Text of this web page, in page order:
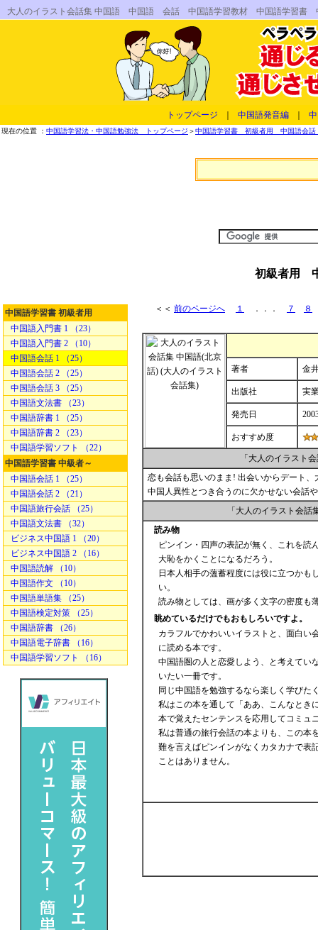
大人のイラスト会話集 中国語 中国語 会話 中国語学習教材 中国語学習
トップページ 中国語発音編
現在の位置 ： 中国語学習法・中国語勉強法 トップページ ＞中国語学習書 初級者用 中国語会話
初級者用
中国語学習書 初級者用
中国語入門書 1 （23）
中国語入門書 2 （10）
中国語会話 1 （25）
中国語会話 2 （25）
中国語会話 3 （25）
中国語文法書 （23）
中国語辞書 1 （25）
中国語辞書 2 （23）
中国語学習ソフト （22）
中国語学習書 中級者～
中国語会話 1 （25）
中国語会話 2 （21）
中国語旅行会話 （25）
中国語文法書 （32）
ビジネス中国語 1 （20）
ビジネス中国語 2 （16）
中国語読解 （10）
中国語作文 （10）
中国語単語集 （25）
中国語検定対策 （25）
中国語辞書 （26）
中国語電子辞書 （16）
中国語学習ソフト （16）
＜＜ 前のページへ １ ．．． ７ ８
著者 金
出版社 実
発売日
おすすめ度
「大人のイラスト
恋も会話も思いのまま! 出会いからデート
中国人異性とつき合うのに欠かせない会話
「大人のイラスト会
読み物
ピンイン・四声の表記が無く、これを読
大恥をかくことになるだろう。
日本人相手の薀蓄程度には役に立つかも
い。
読み物としては、画が多く文字の密度も
眺めているだけでもおもしろいですよ。
カラフルでかわいいイラストと、面白い
に読める本です。
中国語圏の人と恋愛しよう、と考えてい
いたい一冊です。
同じ中国語を勉強するなら楽しく学びた
私はこの本を通して「ああ、こんなとき
本で覚えたセンテンスを応用してコミュ
私は普通の旅行会話の本よりも、この本
難を言えばピンインがなくカタカナで表
ことはありません。